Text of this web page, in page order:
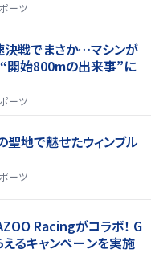
ーツ
決戦でまさか…マシンが
開始800mの出来事”に
ーツ
聖地で魅せたウィンブル
ーツ
Racingがコラボ！ G
るキャンペーンを実施